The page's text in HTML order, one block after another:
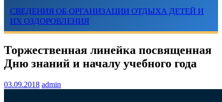
СВЕДЕНИЯ ОБ ОРГАНИЗАЦИИ ОТДЫХА ДЕТЕЙ И
ИХ ОЗДОРОВЛЕНИЯ
Торжественная линейка посвященная
Дню знаний и началу учебного года
03.09.2018 admin